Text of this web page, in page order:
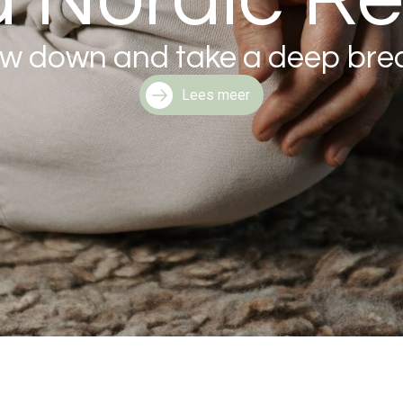
down and take a deep
Lees meer